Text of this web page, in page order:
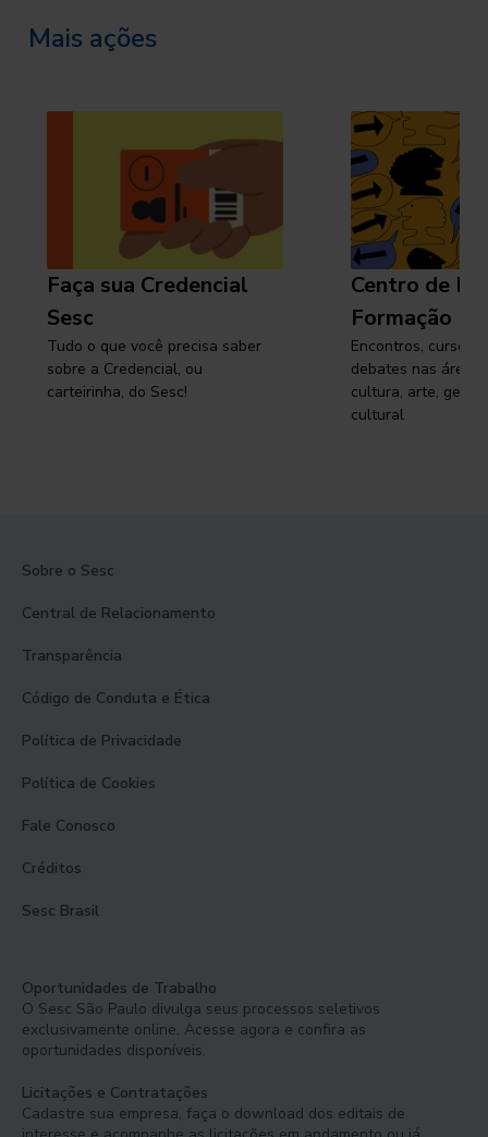
Mais ações
Faça sua Credencial
Sesc
Tudo o que você precisa saber
sobre a Credencial, ou
carteirinha, do Sesc!
Centro de
Formação
Encontros, cursos,
debates nas áreas
cultura, arte,
cultural
Sobre o Sesc
Central de Relacionamento
Transparência
Código de Conduta e Ética
Política de Privacidade
Política de Cookies
Fale Conosco
Créditos
Sesc Brasil
Oportunidades de Trabalho
O Sesc São Paulo divulga seus processos seletivos
exclusivamente online. Acesse agora e confira as
oportunidades disponíveis.
Licitações e Contratações
Cadastre sua empresa, faça o download dos editais de